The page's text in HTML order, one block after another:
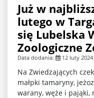
Już w
lutego w
się Lubelska
Zoologiczne
Data dodania: 12 luty 2024
Na Zwiedzających
małpki tamaryny,
warany, węże i pająki,